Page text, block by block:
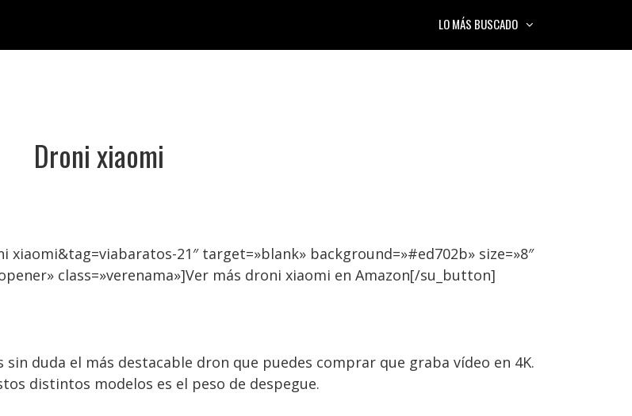
LO MÁS BUSCADO
Droni xiaomi
21″ target=»blank» background=»#ed702b» size=»8″
class=»verenama»]Ver más droni xiaomi en Amazon[/su_button]
duda el más destacable dron que puedes comprar que graba vídeo en 4K.
distintos modelos es el peso de despegue.